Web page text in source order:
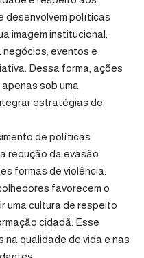
desenvolvem políticas
imagem institucional,
eventos e
Dessa forma, ações
sob uma
estratégias de
de políticas
redução da evasão
formas de violência.
favorecem o
uma cultura de respeito
cidadã. Esse
qualidade de vida e nas